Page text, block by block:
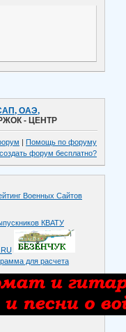
ОАЭ,
- ЦЕНТР
| Помощь по форуму